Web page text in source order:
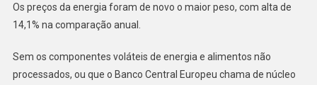
Os preços da energia foram de novo o maior peso, com alta de
14,1% na comparação anual.
Sem os componentes voláteis de energia e alimentos não
processados, ou que o Banco Central Europeu chama de núcleo